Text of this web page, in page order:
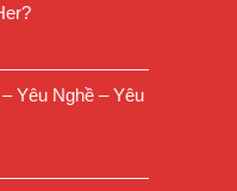
Yêu Nghề – Yêu